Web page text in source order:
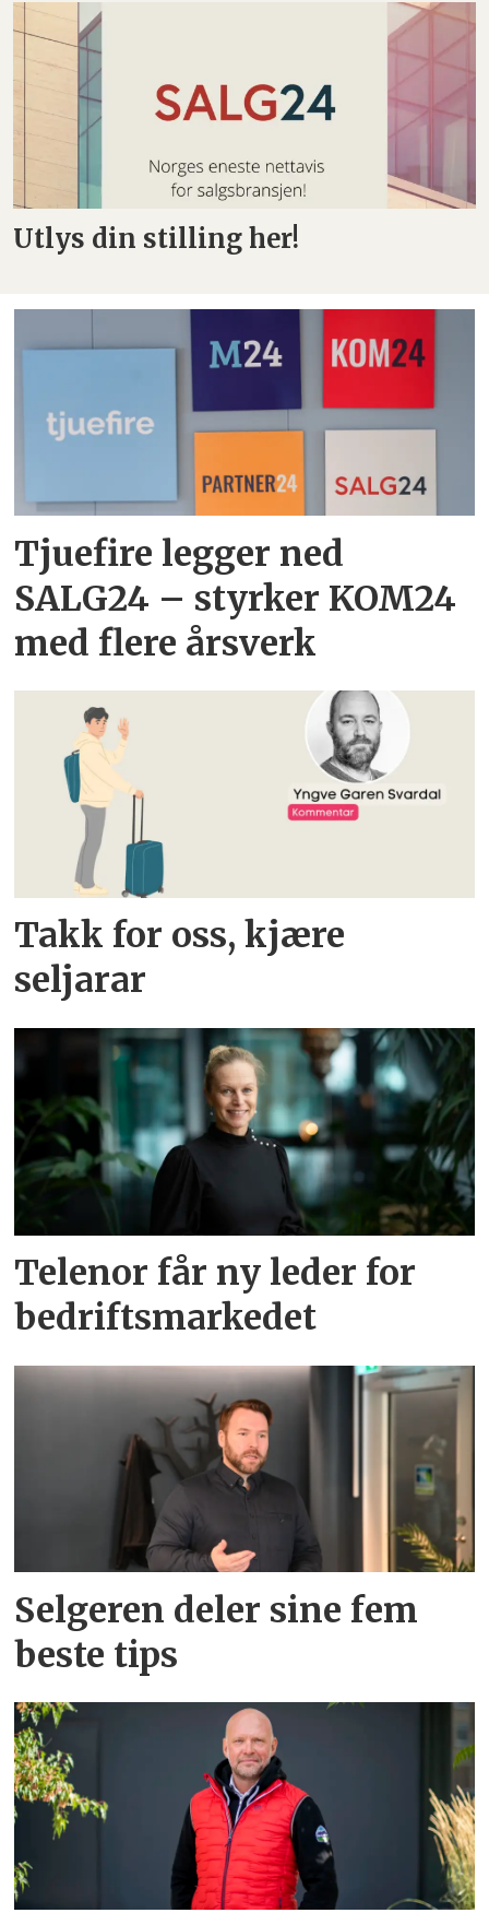
Utlys din stilling her!
Tjuefire legger ned
SALG24 – styrker KOM24
med flere årsverk
Takk for oss, kjære
seljarar
Telenor får ny leder for
bedriftsmarkedet
Selgeren deler sine fem
beste tips